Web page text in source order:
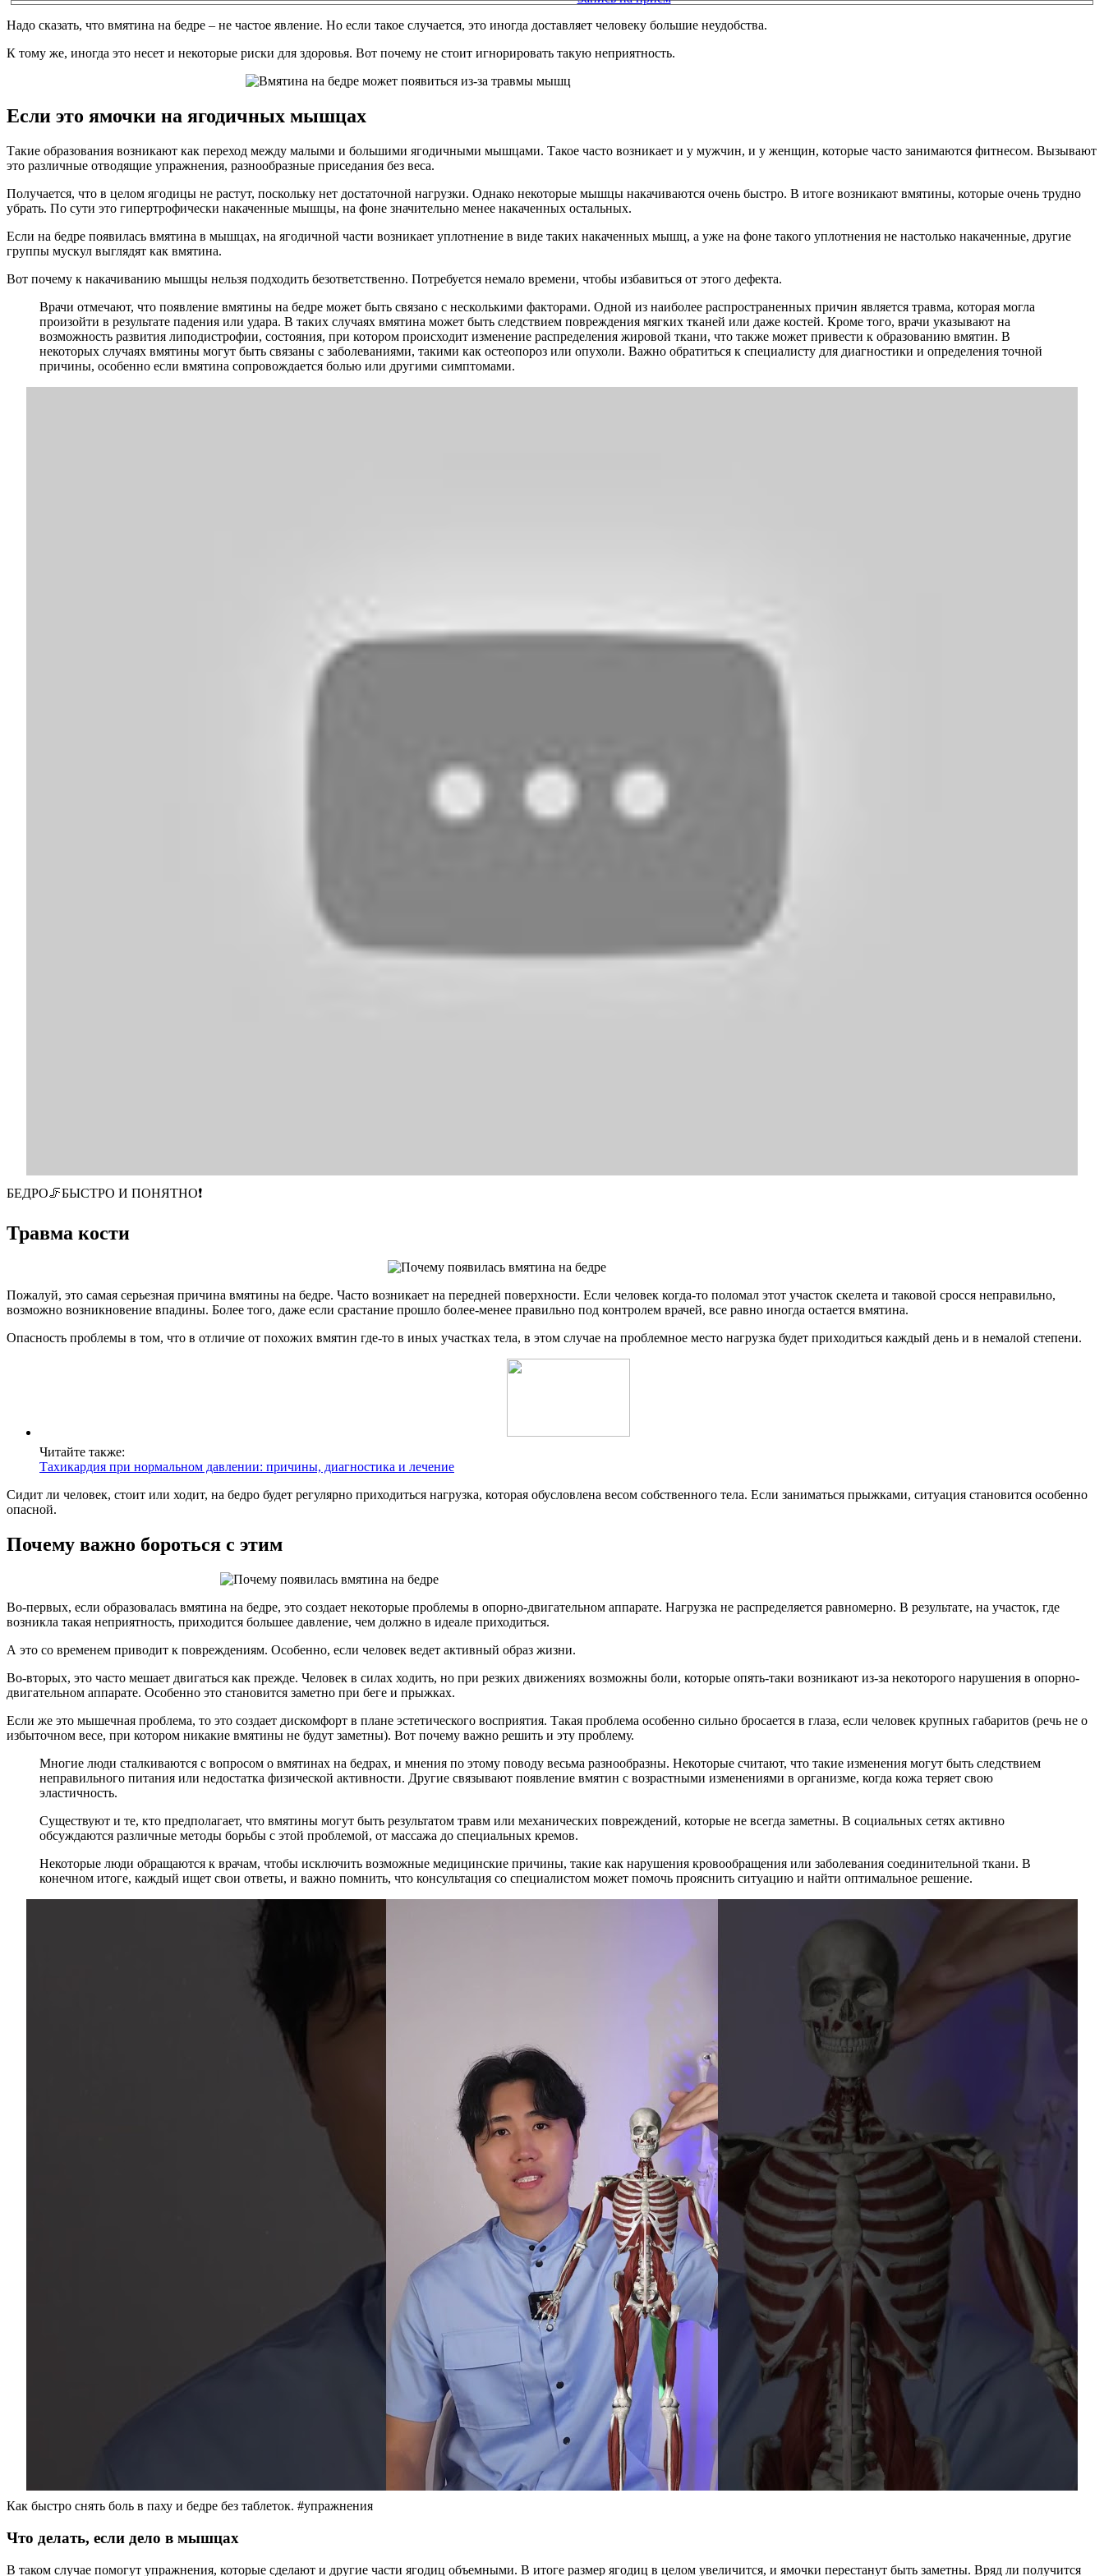
Надо сказать, что вмятина на бедре – не частое явление. Но если такое случается, это иногда доставляет человеку большие неудобства.
К тому же, иногда это несет и некоторые риски для здоровья. Вот почему не стоит игнорировать такую неприятность.
Если это ямочки на ягодичных мышцах
Такие образования возникают как переход между малыми и большими ягодичными мышцами. Такое часто возникает и у мужчин, и у женщин, которые часто занимаются фитнесом. Вызывают
это различные отводящие упражнения, разнообразные приседания без веса.
Получается, что в целом ягодицы не растут, поскольку нет достаточной нагрузки. Однако некоторые мышцы накачиваются очень быстро. В итоге возникают вмятины, которые очень трудно
убрать. По сути это гипертрофически накаченные мышцы, на фоне значительно менее накаченных остальных.
Если на бедре появилась вмятина в мышцах, на ягодичной части возникает уплотнение в виде таких накаченных мышц, а уже на фоне такого уплотнения не настолько накаченные, другие
группы мускул выглядят как вмятина.
Вот почему к накачиванию мышцы нельзя подходить безответственно. Потребуется немало времени, чтобы избавиться от этого дефекта.
Врачи отмечают, что появление вмятины на бедре может быть связано с несколькими факторами. Одной из наиболее распространенных причин является травма, которая могла
произойти в результате падения или удара. В таких случаях вмятина может быть следствием повреждения мягких тканей или даже костей. Кроме того, врачи указывают на
возможность развития липодистрофии, состояния, при котором происходит изменение распределения жировой ткани, что также может привести к образованию вмятин. В
некоторых случаях вмятины могут быть связаны с заболеваниями, такими как остеопороз или опухоли. Важно обратиться к специалисту для диагностики и определения точной
причины, особенно если вмятина сопровождается болью или другими симптомами.
БЕДРО🦵БЫСТРО И ПОНЯТНО❗
Травма кости
Пожалуй, это самая серьезная причина вмятины на бедре. Часто возникает на передней поверхности. Если человек когда-то поломал этот участок скелета и таковой сросся неправильно,
возможно возникновение впадины. Более того, даже если срастание прошло более-менее правильно под контролем врачей, все равно иногда остается вмятина.
Опасность проблемы в том, что в отличие от похожих вмятин где-то в иных участках тела, в этом случае на проблемное место нагрузка будет приходиться каждый день и в немалой степени.
Читайте также:
Тахикардия при нормальном давлении: причины, диагностика и лечение
Сидит ли человек, стоит или ходит, на бедро будет регулярно приходиться нагрузка, которая обусловлена весом собственного тела. Если заниматься прыжками, ситуация становится особенно
опасной.
Почему важно бороться с этим
Во-первых, если образовалась вмятина на бедре, это создает некоторые проблемы в опорно-двигательном аппарате. Нагрузка не распределяется равномерно. В результате, на участок, где
возникла такая неприятность, приходится большее давление, чем должно в идеале приходиться.
А это со временем приводит к повреждениям. Особенно, если человек ведет активный образ жизни.
Во-вторых, это часто мешает двигаться как прежде. Человек в силах ходить, но при резких движениях возможны боли, которые опять-таки возникают из-за некоторого нарушения в опорно-
двигательном аппарате. Особенно это становится заметно при беге и прыжках.
Если же это мышечная проблема, то это создает дискомфорт в плане эстетического восприятия. Такая проблема особенно сильно бросается в глаза, если человек крупных габаритов (речь не о
избыточном весе, при котором никакие вмятины не будут заметны). Вот почему важно решить и эту проблему.
Многие люди сталкиваются с вопросом о вмятинах на бедрах, и мнения по этому поводу весьма разнообразны. Некоторые считают, что такие изменения могут быть следствием
неправильного питания или недостатка физической активности. Другие связывают появление вмятин с возрастными изменениями в организме, когда кожа теряет свою
эластичность.
Существуют и те, кто предполагает, что вмятины могут быть результатом травм или механических повреждений, которые не всегда заметны. В социальных сетях активно
обсуждаются различные методы борьбы с этой проблемой, от массажа до специальных кремов.
Некоторые люди обращаются к врачам, чтобы исключить возможные медицинские причины, такие как нарушения кровообращения или заболевания соединительной ткани. В
конечном итоге, каждый ищет свои ответы, и важно помнить, что консультация со специалистом может помочь прояснить ситуацию и найти оптимальное решение.
Как быстро снять боль в паху и бедре без таблеток. #упражнения
Что делать, если дело в мышцах
В таком случае помогут упражнения, которые сделают и другие части ягодиц объемными. В итоге размер ягодиц в целом увеличится, и ямочки перестанут быть заметны. Вряд ли получится